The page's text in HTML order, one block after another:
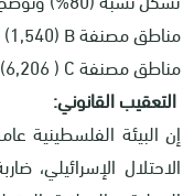
مناطق مصنفةB(1,540) دونم.
مناطق مصنفةC( 6,206) دونم.
التعقيب القانوني:
إن البيئة الفلسطينية
الاحتلال الإسرائيلي،